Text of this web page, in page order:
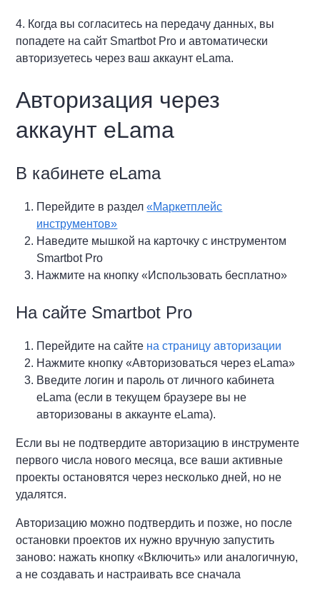
4. Когда вы согласитесь на передачу данных, вы
попадете на сайт Smartbot Pro и автоматически
авторизуетесь через ваш аккаунт eLama.
Авторизация через
аккаунт eLama
В кабинете eLama
Перейдите в раздел«Маркетплейс
инструментов»
Наведите мышкой на карточку с инструментом
Smartbot Pro
Нажмите на кнопку «Использовать бесплатно»
На сайте Smartbot Pro
Перейдите на сайте на страницу авторизации
Нажмите кнопку «Авторизоваться через eLama»
Введите логин и пароль от личного кабинета
eLama (если в текущем браузере вы не
авторизованы в аккаунте eLama).
Если вы не подтвердите авторизацию в инструменте
первого числа нового месяца, все ваши активные
проекты остановятся через несколько дней, но не
удалятся.
Авторизацию можно подтвердить и позже, но после
остановки проектов их нужно вручную запустить
заново: нажать кнопку «Включить» или аналогичную,
а не создавать и настраивать все сначала